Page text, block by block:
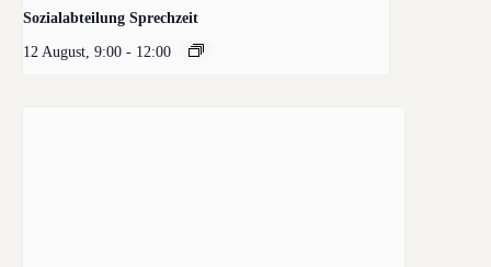
Sozialabteilung Sprechzeit
12 August, 9:00 - 12:00